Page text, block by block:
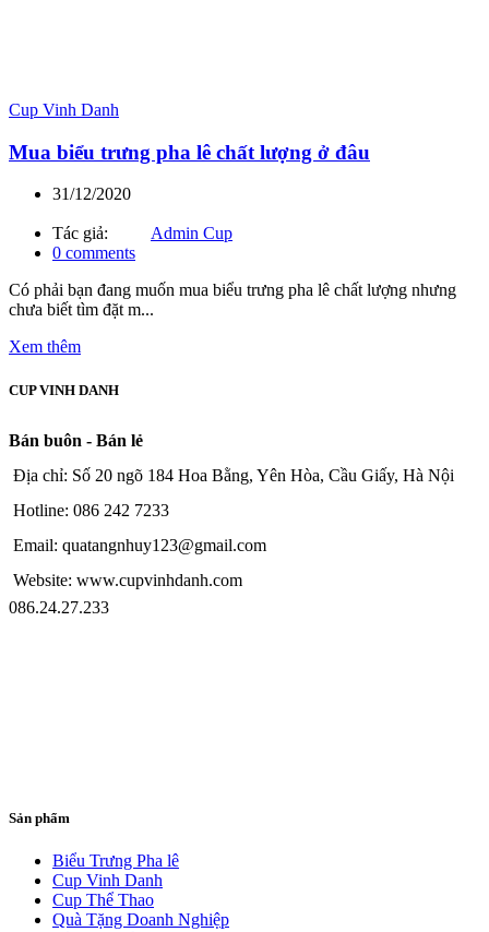
Cup Vinh Danh
Mua biểu trưng pha lê chất lượng ở đâu
31/12/2020
Tác giả:
Admin Cup
0 comments
Có phải bạn đang muốn mua biểu trưng pha lê chất lượng nhưng
chưa biết tìm đặt m...
Xem thêm
CUP VINH DANH
Bán buôn - Bán lẻ
Địa chỉ: Số 20 ngõ 184 Hoa Bằng, Yên Hòa, Cầu Giấy, Hà Nội
Hotline: 086 242 7233
Email: quatangnhuy123@gmail.com
Website: www.cupvinhdanh.com
086.24.27.233
Sản phẩm
Biểu Trưng Pha lê
Cup Vinh Danh
Cup Thể Thao
Quà Tặng Doanh Nghiệp